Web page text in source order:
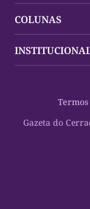
Palmas
Mundo
Oportunidades
Cultura
COLUNAS
Policial
Planeta Vivo
Espaço
Gazeta do
Termos